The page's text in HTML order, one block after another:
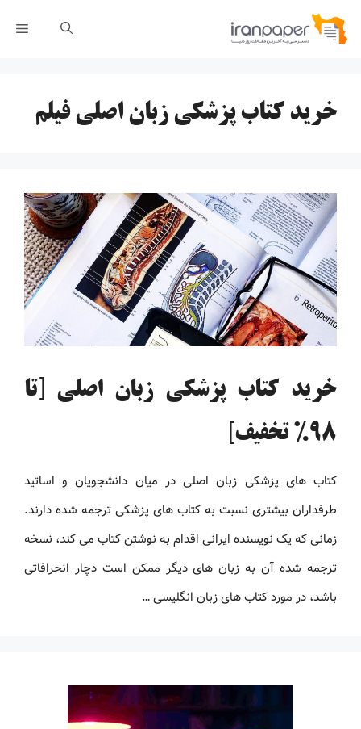
پرش
خرید کتاب پزشکی زبان اصلی فیلم
خرید کتاب پزشکی زبان اصلی [تا
98% تخفیف]
کتاب های پزشکی زبان اصلی در میان دانشجویان و اساتید
طرفداران بیشتری نسبت به کتاب های پزشکی ترجمه شده دارند.
زمانی که یک نویسنده ایرانی اقدام به نوشتن کتاب می کند، نسخه
ترجمه شده آن به زبان های دیگر ممکن است دچار انحرافاتی
باشد، در مورد کتاب های زبان انگلیسی …